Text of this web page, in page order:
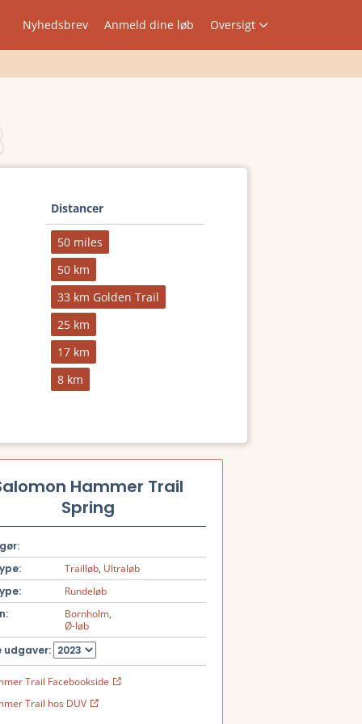
Nyhedsbrev Anmeld dine løb Oversigt
Distancer
50 miles
50 km
33 km Golden Trail
25 km
17 km
8 km
Hammer Trail
Spring
Trailløb, Ultraløb
Rundeløb
Bornholm,
Ø-løb
udgaver:
Trail Facebookside
Trail hos DUV